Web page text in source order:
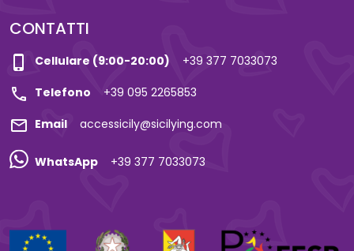
CONTATTI
phone_iphone Cellulare (9:00-20:00) +39 377 7033073
call Telefono +39 095 2265853
mail Email accessicily@sicilying.com
WhatsApp +39 377 7033073